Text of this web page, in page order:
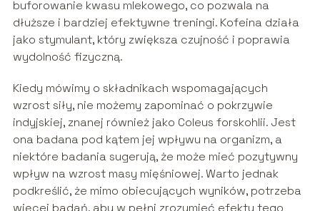
buforowanie kwasu mlekowego, co pozwala na
dłuższe i bardziej efektywne treningi. Kofeina działa
jako stymulant, który zwiększa czujność i poprawia
wydolność fizyczną.
Kiedy mówimy o składnikach wspomagających
wzrost siły, nie możemy zapominać o pokrzywie
indyjskiej, znanej również jako Coleus forskohlii. Jest
ona badana pod kątem jej wpływu na organizm, a
niektóre badania sugerują, że może mieć pozytywny
wpływ na wzrost masy mięśniowej. Warto jednak
podkreślić, że mimo obiecujących wyników, potrzeba